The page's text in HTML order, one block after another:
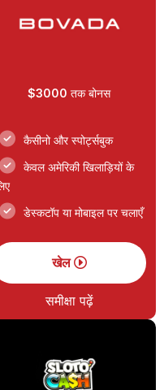
$3000 तक बोनस
कैसीनो और स्पोर्ट्सबुक
केवल अमेरिकी खिलाड़ियों के
डेस्कटॉप या मोबाइल पर चलाएँ
खेल
समीक्षा पढ़ें